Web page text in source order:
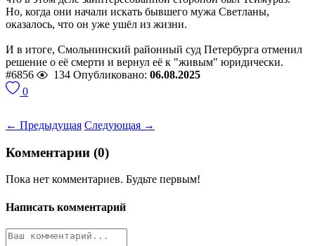
Но, когда они начали искать бывшего мужа Светланы,
оказалось, что он уже ушёл из жизни.
И в итоге, Смольнинский районный суд Петербурга отменил
решение о её смерти и вернул её к "живым" юридически.
#6856
134 Опубликовано: 06.08.2025
0
← Предыдущая Следующая →
Комментарии (0)
Пока нет комментариев. Будьте первым!
Написать комментарий